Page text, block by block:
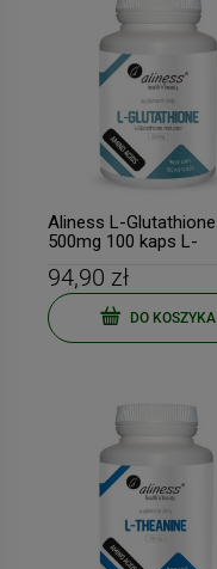
Aliness L-Glutathione
500mg 100 kaps L-
94,90 zł
DO KOSZYKA